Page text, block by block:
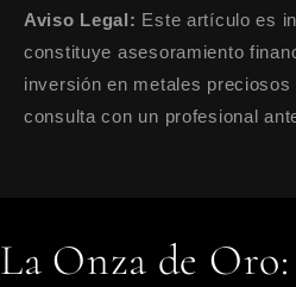
Aviso Legal: Este artículo es
constituye asesoramiento
inversión en metales
consulta con un profesional
La Onza de